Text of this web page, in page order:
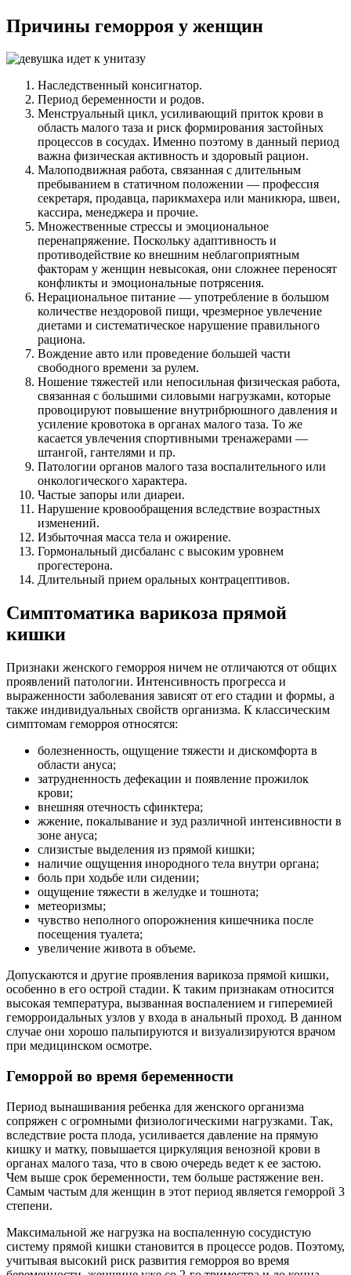
Причины геморроя у женщин
Наследственный консигнатор.
Период беременности и родов.
Менструальный цикл, усиливающий приток крови в
область малого таза и риск формирования застойных
процессов в сосудах. Именно поэтому в данный период
важна физическая активность и здоровый рацион.
Малоподвижная работа, связанная с длительным
пребыванием в статичном положении — профессия
секретаря, продавца, парикмахера или маникюра, швеи,
кассира, менеджера и прочие.
Множественные стрессы и эмоциональное
перенапряжение. Поскольку адаптивность и
противодействие ко внешним неблагоприятным
факторам у женщин невысокая, они сложнее переносят
конфликты и эмоциональные потрясения.
Нерациональное питание — употребление в большом
количестве нездоровой пищи, чрезмерное увлечение
диетами и систематическое нарушение правильного
рациона.
Вождение авто или проведение большей части
свободного времени за рулем.
Ношение тяжестей или непосильная физическая работа,
связанная с большими силовыми нагрузками, которые
провоцируют повышение внутрибрюшного давления и
усиление кровотока в органах малого таза. То же
касается увлечения спортивными тренажерами —
штангой, гантелями и пр.
Патологии органов малого таза воспалительного или
онкологического характера.
Частые запоры или диареи.
Нарушение кровообращения вследствие возрастных
изменений.
Избыточная масса тела и ожирение.
Гормональный дисбаланс с высоким уровнем
прогестерона.
Длительный прием оральных контрацептивов.
Симптоматика варикоза прямой
кишки
Признаки женского геморроя ничем не отличаются от общих
проявлений патологии. Интенсивность прогресса и
выраженности заболевания зависят от его стадии и формы, а
также индивидуальных свойств организма. К классическим
симптомам геморроя относятся:
болезненность, ощущение тяжести и дискомфорта в
области ануса;
затрудненность дефекации и появление прожилок
крови;
внешняя отечность сфинктера;
жжение, покалывание и зуд различной интенсивности в
зоне ануса;
слизистые выделения из прямой кишки;
наличие ощущения инородного тела внутри органа;
боль при ходьбе или сидении;
ощущение тяжести в желудке и тошнота;
метеоризмы;
чувство неполного опорожнения кишечника после
посещения туалета;
увеличение живота в объеме.
Допускаются и другие проявления варикоза прямой кишки,
особенно в его острой стадии. К таким признакам относится
высокая температура, вызванная воспалением и гиперемией
геморроидальных узлов у входа в анальный проход. В данном
случае они хорошо пальпируются и визуализируются врачом
при медицинском осмотре.
Геморрой во время беременности
Период вынашивания ребенка для женского организма
сопряжен с огромными физиологическими нагрузками. Так,
вследствие роста плода, усиливается давление на прямую
кишку и матку, повышается циркуляция венозной крови в
органах малого таза, что в свою очередь ведет к ее застою.
Чем выше срок беременности, тем больше растяжение вен.
Самым частым для женщин в этот период является геморрой 3
степени.
Максимальной же нагрузка на воспаленную сосудистую
систему прямой кишки становится в процессе родов. Поэтому,
учитывая высокий риск развития геморроя во время